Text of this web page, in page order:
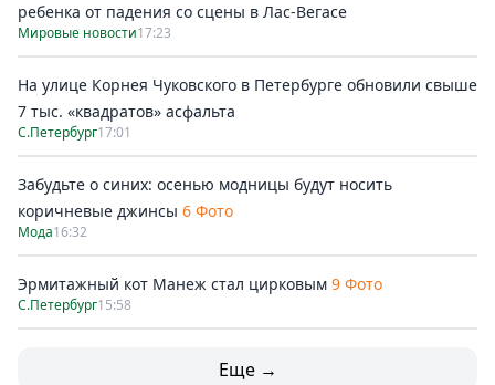
ребенка от падения со сцены в Лас-Вегасе
Мировые новости17:23
На улице Корнея Чуковского в Петербурге обновили свыше
7 тыс. «квадратов» асфальта
С.Петербург17:01
Забудьте о синих: осенью модницы будут носить
коричневые джинсы 6 Фото
Мода16:32
Эрмитажный кот Манеж стал цирковым 9 Фото
С.Петербург15:58
Еще →